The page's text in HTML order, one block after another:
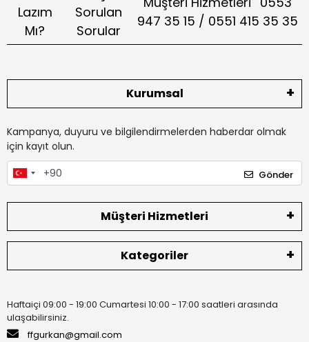
Lazım
Mı?
Sorulan
Sorular
947 35 15 / 0551 415 35 35
Kurumsal
Kampanya, duyuru ve bilgilendirmelerden haberdar olmak
için kayıt olun.
Gönder
Müşteri Hizmetleri
Kategoriler
Haftaiçi 09:00 - 19:00 Cumartesi 10:00 - 17:00 saatleri arasında
ulaşabilirsiniz.
ffgurkan@gmail.com